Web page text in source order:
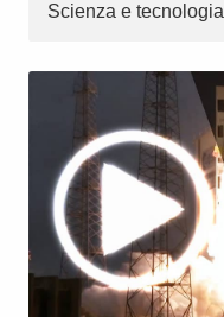
Scienza e tecnologia